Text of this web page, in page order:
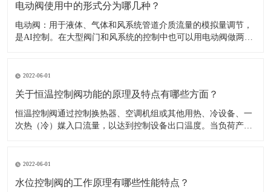
电动阀使用中的形式分为哪几种？
​电动阀：用于液体、气体和风系统管道介质流量的模拟量调节，
是AI控制。在大型阀门和风系统的控制中也可以用电动阀做两位
电机，开或关动作完成需要一定的时间模拟量的，可以做调节。
2022-06-01
关于恒温控制阀功能的原理及特点有哪些方面？
​恒温控制阀通过控制换热器、空调机组或其他用热、冷设备、一
次热（冷）媒入口流量，以达到控制设备出口温度。当负荷产生
得不打开窗户散热，浪费能源且不舒适；楼上楼下冷热不均，或
2022-06-01
水位控制阀的工作原理有哪些性能特点？